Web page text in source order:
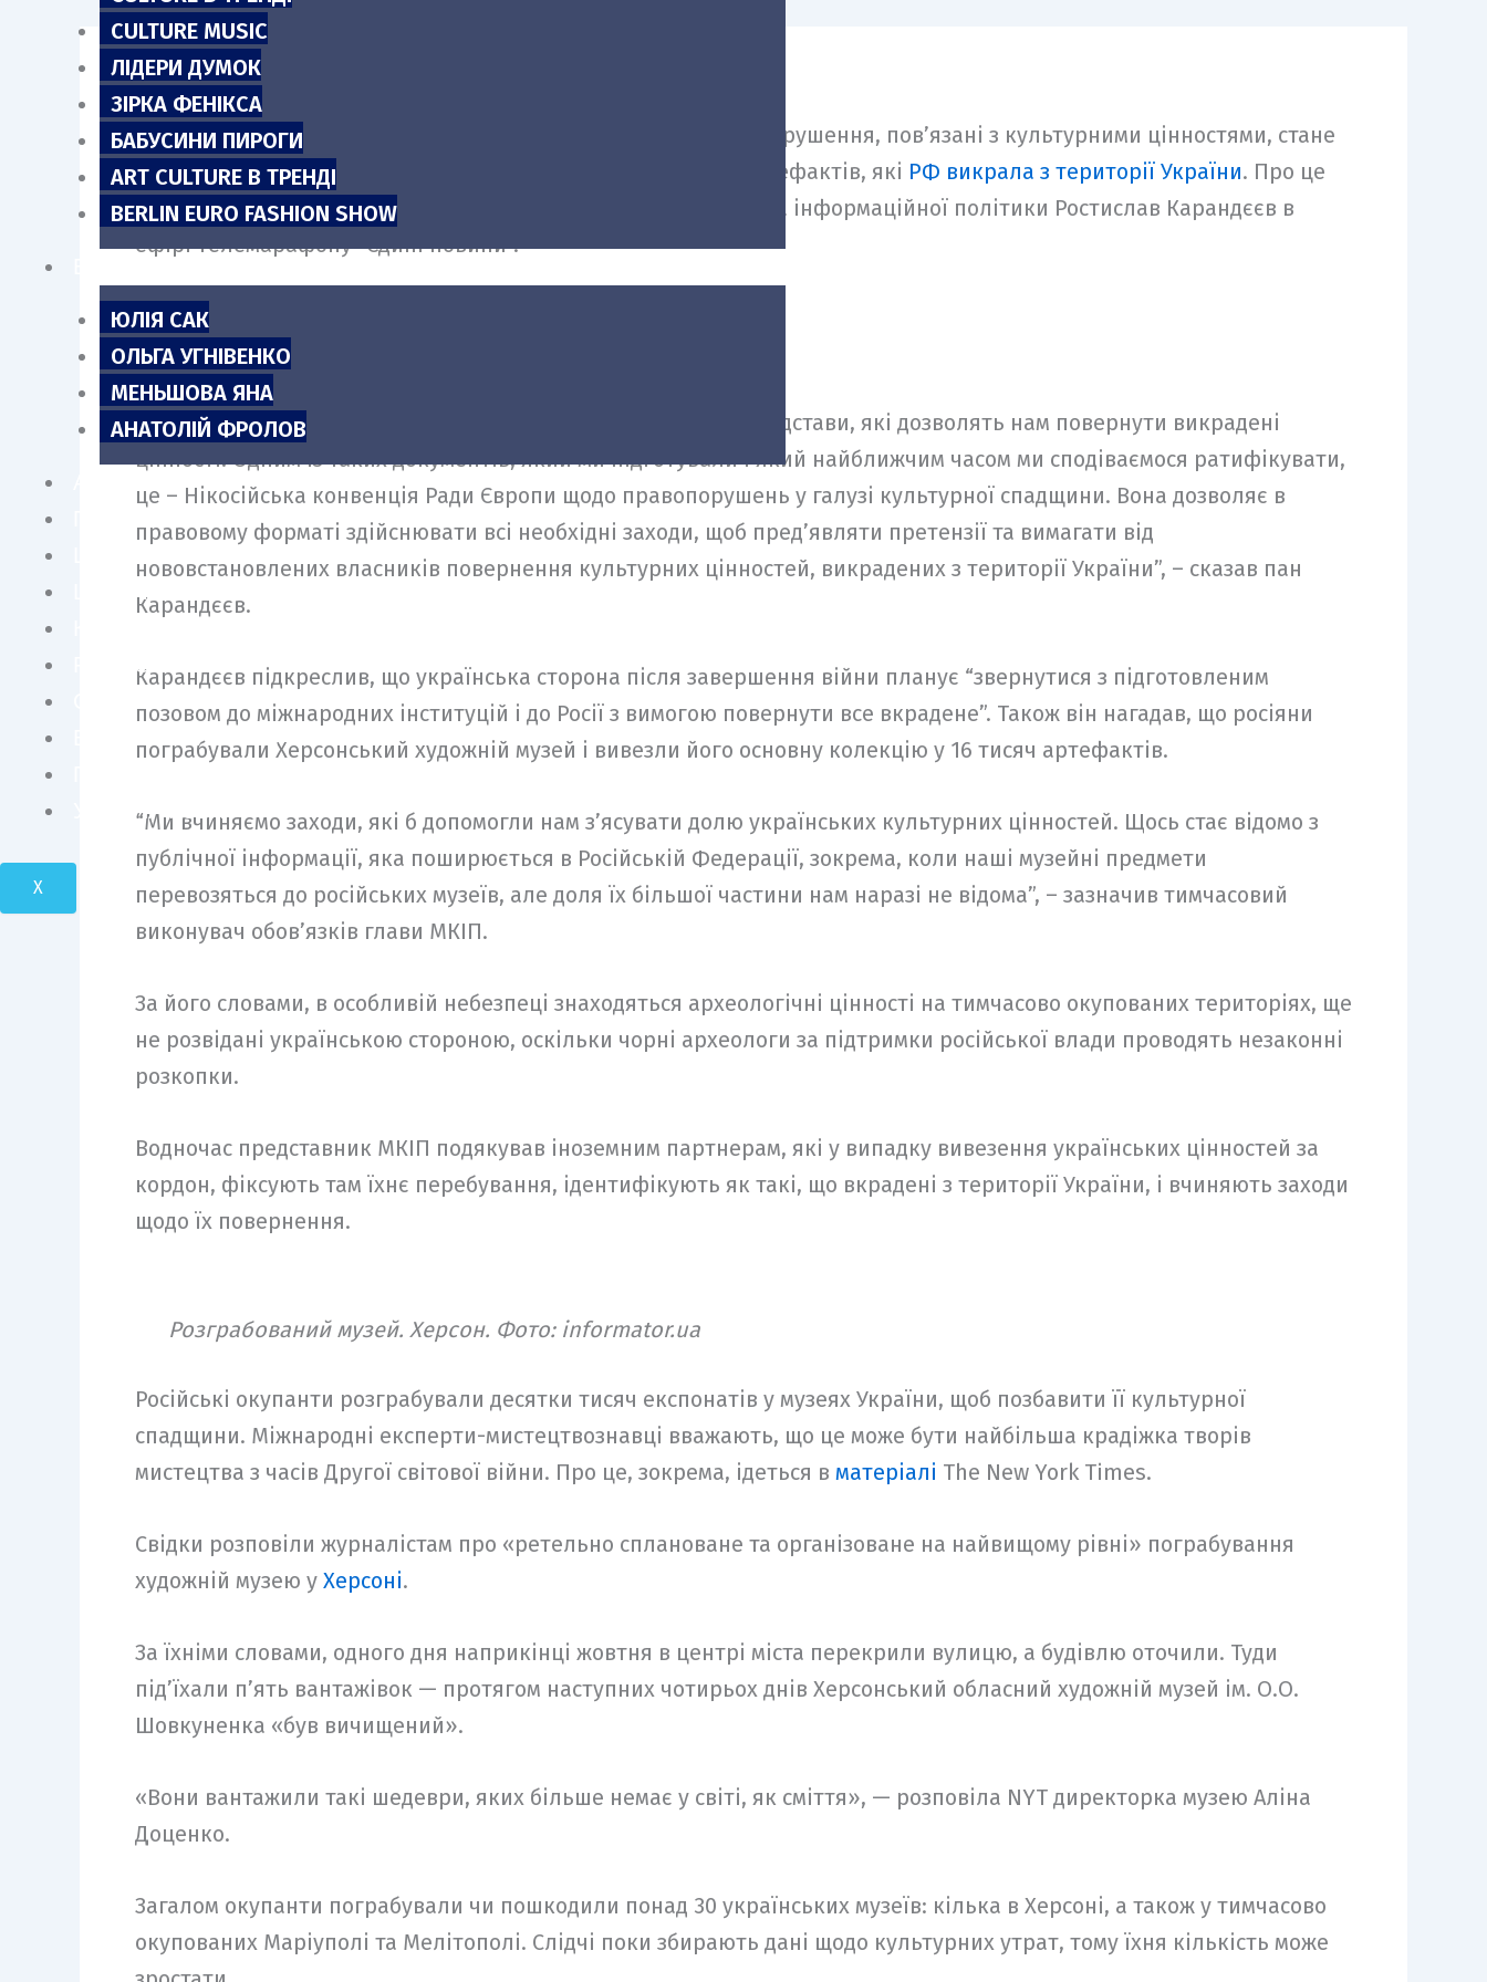
CULTURE MUSIC
ЛІДЕРИ ДУМОК
ЗІРКА ФЕНІКСА
БАБУСИНИ ПИРОГИ
ART CULTURE В ТРЕНДІ
BERLIN EURO FASHION SHOW
ЮЛІЯ САК
ОЛЬГА УГНІВЕНКО
МЕНЬШОВА ЯНА
АНАТОЛІЙ ФРОЛОВ
LIFE STYLE
FASHION
БІЗНЕС І ТЕХНОЛОГІЇ
УКРАЇНА І СВІТ
X
Ратифікація Нікосійської конвенції Ради Європи про правопорушення, пов’язані з культурними цінностями, стане
правовим підґрунтям, аби вимагати від Росії повернення артефактів, які РФ викрала з території України. Про це
заявив тимчасовий виконувач обов’язків міністра культури та інформаційної політики Ростислав Карандєєв в
ефірі телемарафону “Єдині новини”.
Розграбований музей. Херсон. Фото: informator.ua
Слова в.о мінстіра цитує
: “Є міжнародні правові підстави, які дозволять нам повернути викрадені
цінності. Одним із таких документів, який ми підготували і який найближчим часом ми сподіваємося ратифікувати,
це – Нікосійська конвенція Ради Європи щодо правопорушень у галузі культурної спадщини. Вона дозволяє в
правовому форматі здійснювати всі необхідні заходи, щоб пред’являти претензії та вимагати від
нововстановлених власників повернення культурних цінностей, викрадених з території України”, – сказав пан
Карандєєв.
Карандєєв підкреслив, що українська сторона після завершення війни планує “звернутися з підготовленим
позовом до міжнародних інституцій і до Росії з вимогою повернути все вкрадене”. Також він нагадав, що росіяни
пограбували Херсонський художній музей і вивезли його основну колекцію у 16 тисяч артефактів.
“Ми вчиняємо заходи, які б допомогли нам з’ясувати долю українських культурних цінностей. Щось стає відомо з
публічної інформації, яка поширюється в Російській Федерації, зокрема, коли наші музейні предмети
перевозяться до російських музеїв, але доля їх більшої частини нам наразі не відома”, – зазначив тимчасовий
виконувач обов’язків глави МКІП.
За його словами, в особливій небезпеці знаходяться археологічні цінності на тимчасово окупованих територіях, ще
не розвідані українською стороною, оскільки чорні археологи за підтримки російської влади проводять незаконні
розкопки.
Водночас представник МКІП подякував іноземним партнерам, які у випадку вивезення українських цінностей за
кордон, фіксують там їхнє перебування, ідентифікують як такі, що вкрадені з території України, і вчиняють заходи
щодо їх повернення.
Розграбований музей. Херсон. Фото: informator.ua
Російські окупанти розграбували десятки тисяч експонатів у музеях України, щоб позбавити її культурної
спадщини. Міжнародні експерти-мистецтвознавці вважають, що це може бути найбільша крадіжка творів
мистецтва з часів Другої світової війни. Про це, зокрема, ідеться в матеріалі The New York Times.
Свідки розповіли журналістам про «ретельно сплановане та організоване на найвищому рівні» пограбування
художній музею у Херсоні.
За їхніми словами, одного дня наприкінці жовтня в центрі міста перекрили вулицю, а будівлю оточили. Туди
під’їхали п’ять вантажівок — протягом наступних чотирьох днів Херсонський обласний художній музей ім. О.О.
Шовкуненка «був вичищений».
«Вони вантажили такі шедеври, яких більше немає у світі, як сміття», — розповіла NYT директорка музею Аліна
Доценко.
Загалом окупанти пограбували чи пошкодили понад 30 українських музеїв: кілька в Херсоні, а також у тимчасово
окупованих Маріуполі та Мелітополі. Слідчі поки збирають дані щодо культурних утрат, тому їхня кількість може